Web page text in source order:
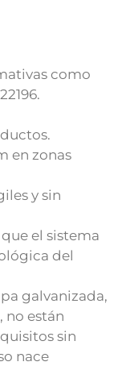
como
en zonas
y sin
el sistema
del
galvanizada,
no están
sin
nace